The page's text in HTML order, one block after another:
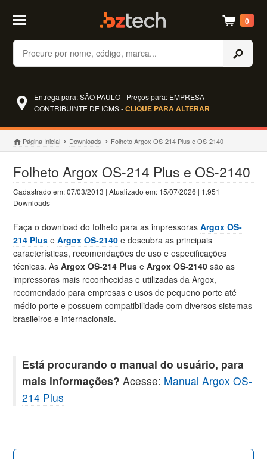
Buscar
0
Entrega para: SÃO PAULO - Preços para: EMPRESA
CONTRIBUINTE DE ICMS -CLIQUE PARA ALTERAR
Página Inicial Downloads Folheto Argox OS-214 Plus e OS-2140
Folheto Argox OS-214 Plus e OS-2140
Cadastrado em: 07/03/2013 | Atualizado em: 15/07/2026 | 1.951
Downloads
Faça o download do folheto para as impressorasArgox OS-
214 Plus eArgox OS-2140 e descubra as principais
características, recomendações de uso e especificações
técnicas. AsArgox OS-214 Plus eArgox OS-2140 são as
impressoras mais reconhecidas e utilizadas da Argox,
recomendado para empresas e usos de pequeno porte até
médio porte e possuem compatibilidade com diversos sistemas
brasileiros e internacionais.
Está procurando o manual do usuário, para
mais informações? Acesse: Manual Argox OS-
214 Plus